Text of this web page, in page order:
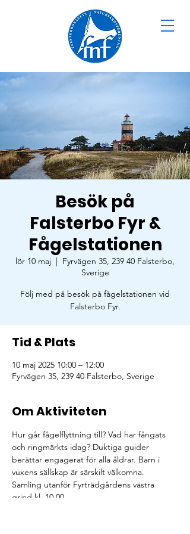
Besök på
Falsterbo Fyr &
Fågelstationen
lör 10 maj
  |
Fyrvägen 35, 239 40 Falsterbo,
Sverige
Följ med på besök på fågelstationen vid
Falsterbo Fyr.
Tid & Plats
10 maj 2025 10:00 – 12:00
Fyrvägen 35, 239 40 Falsterbo, Sverige
Om Aktiviteten
Hur går fågelflyttning till? Vad har fångats
och ringmärkts idag? Duktiga guider
berättar engagerat för alla åldrar. Barn i
vuxens sällskap är särskilt välkomna.
Samling utanför Fyrträdgårdens västra
grind kl. 10.00